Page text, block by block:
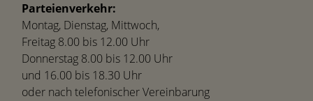
Parteienverkehr:
Montag, Dienstag, Mittwoch,
Freitag 8.00 bis 12.00 Uhr
Donnerstag 8.00 bis 12.00 Uhr
und 16.00 bis 18.30 Uhr
oder nach telefonischer Vereinbarung